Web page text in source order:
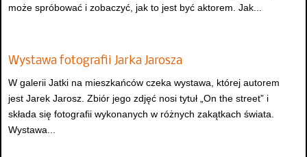
może spróbować i zobaczyć, jak to jest być aktorem. Jak...
Wystawa fotografii Jarka Jarosza
W galerii Jatki na mieszkańców czeka wystawa, której autorem
jest Jarek Jarosz. Zbiór jego zdjęć nosi tytuł „On the street” i
składa się fotografii wykonanych w różnych zakątkach świata.
Wystawa...